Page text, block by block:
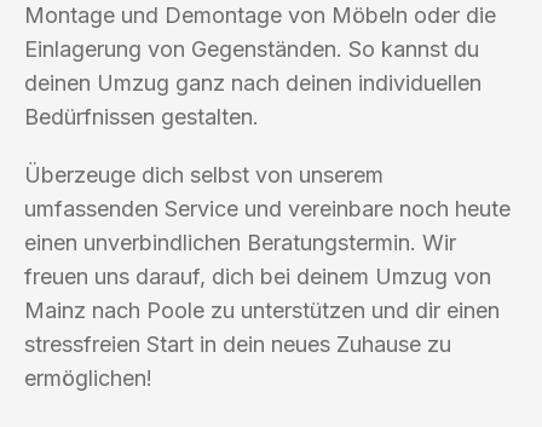
Montage und Demontage von Möbeln oder die
Einlagerung von Gegenständen. So kannst du
deinen Umzug ganz nach deinen individuellen
Bedürfnissen gestalten.
Überzeuge dich selbst von unserem
umfassenden Service und vereinbare noch heute
einen unverbindlichen Beratungstermin. Wir
freuen uns darauf, dich bei deinem Umzug von
Mainz nach Poole zu unterstützen und dir einen
stressfreien Start in dein neues Zuhause zu
ermöglichen!